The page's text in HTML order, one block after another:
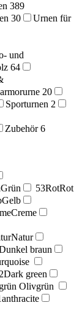
389
30
Urnen für
und
64
20
Sporturnen 2
Zubehör6
Grün 53RotRot
Gelb
Creme
Natur
braun
2Dark green
Olivgrün
anthracite